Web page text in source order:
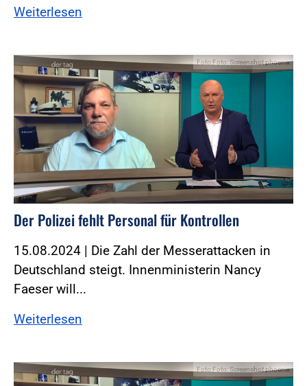
Weiterlesen
Foto:Foto: Screenshot phoenix
Der Polizei fehlt Personal für Kontrollen
15.08.2024 | Die Zahl der Messerattacken in
Deutschland steigt. Innenministerin Nancy
Faeser will...
Weiterlesen
Foto:Foto: Screenshot phoenix